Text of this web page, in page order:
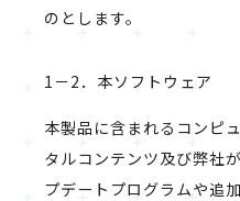
のとします。
1－2．本ソフトウェア
本製品に含まれるコンピ
タルコンテンツ及び弊社
プデートプログラムや追